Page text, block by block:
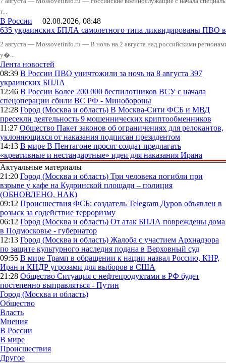
т...
В России 02.08.2026, 08:48
635 украинских БПЛА самолетного типа ликвидированы ПВО
2 августа — Mossovetinfo.ru — В ночь на 2 августа над российскими
у�...
Лента новостей
08:39 В России ПВО уничтожили за ночь на 8 августа 397
украинских БПЛА
12:46 В России Более 200 000 беспилотников ВСУ с начала
спецоперации сбили ВС РФ - Минобороны
12:28 Город (Москва и область) В Москва-Сити ФСБ и МВД
пресекли деятельность 9 мошеннических криптообменников
11:27 Общество Пакет законов об ограничениях для релокантов,
уклоняющихся от наказания подписан президентом
14:13 В мире В Пентагоне просят солдат предлагать
«креативные и нестандартные» идеи для наказания Ирана
Актуальные материалы
21:20 Город (Москва и область) Три человека погибли при
взрыве у кафе на Кудринской площади – полиция
(ОБНОВЛЕНО, НАК)
09:12 Происшествия ФСБ: создатель Telegram Дуров объявлен в
розыск за содействие терроризму
06:12 Город (Москва и область) От атак БПЛА повреждены дома
в Подмосковье - губернатор
12:13 Город (Москва и область) Жалоба с участием Архнадзора
по защите культурного наследия подана в Верховный суд
09:55 В мире Трамп в обращении к нации назвал Россию, КНР,
Иран и КНДР угрозами для выборов в США
21:28 Общество Ситуация с нефтепродуктами в РФ будет
постепенно выправляться - Путин
Город (Москва и область)
Общество
Власть
Мнения
В России
В мире
Происшествия
Другое